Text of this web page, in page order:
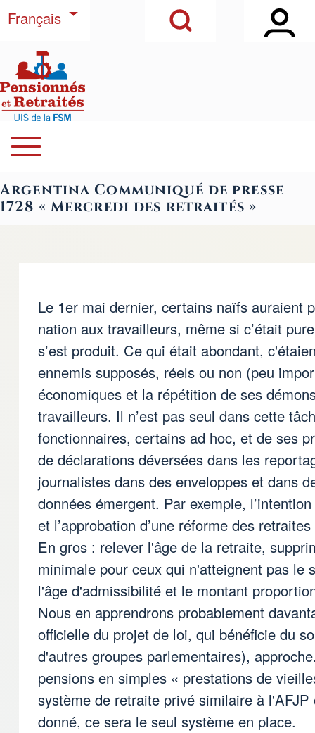
Aller au contenu principal
Close Search Block
Rechercher
Open Sidebar
Open Search Block
Français Lister les actions supplémentaires
Navegación principal
Open or Close horizontal Main Menu
Argentina Communiqué de presse
1728 « Mercredi des retraités »
Le 1er mai dernier, certains naïfs auraient
nation aux travailleurs, même si c’était
s’est produit. Ce qui était abondant,
ennemis supposés, réels ou non (peu
économiques et la répétition de ses
travailleurs. Il n’est pas seul dans cette
fonctionnaires, certains ad hoc, et de ses
de déclarations déversées dans les
journalistes dans des enveloppes et dans
données émergent. Par exemple,
et l’approbation d’une réforme des
En gros : relever l'âge de la retraite,
minimale pour ceux qui n'atteignent pas
l'âge d'admissibilité et le montant
Nous en apprendrons probablement
officielle du projet de loi, qui bénéficie du
d'autres groupes parlementaires),
pensions en simples « prestations de
système de retraite privé similaire à
donné, ce sera le seul système en place.